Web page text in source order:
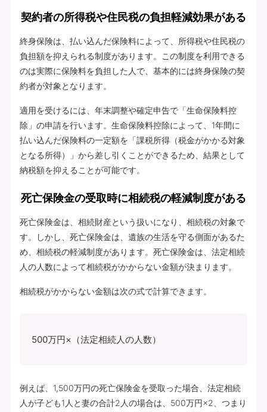
契約者の所得税や住民税の負担軽減効果がある
終身保険は、払い込んだ保険料によって、所得税や住民税の
負担額を抑えられる制度があります。この制度を利用できる
のは実際に保険料を負担した人で、基本的には終身保険の契
約者が対象となります。
適用を受けるには、年末調整や確定申告で「生命保険料控
除」の申請を行います。生命保険料控除によって、1年間に
払い込んだ保険料の一定額を「課税所得（税金がかかる対象
となる所得）」から差し引くことができるため、結果として
納税額を抑えることが可能です。
死亡保険金の受取時に相続税の軽減制度がある
死亡保険金は、相続財産という扱いになり、相続税の対象で
す。しかし、死亡保険金は、遺族の生活を守る側面があるた
め、相続税の軽減制度があります。死亡保険金は、法定相続
人の人数によって相続税がかからない金額が決まります。
相続税がかからない金額は次の式で計算できます。
500万円×（法定相続人の人数）
例えば、1,500万円の死亡保険金を受取った場合、法定相続
人が子ども1人と妻の合計2人の場合は、500万円×2、つまり